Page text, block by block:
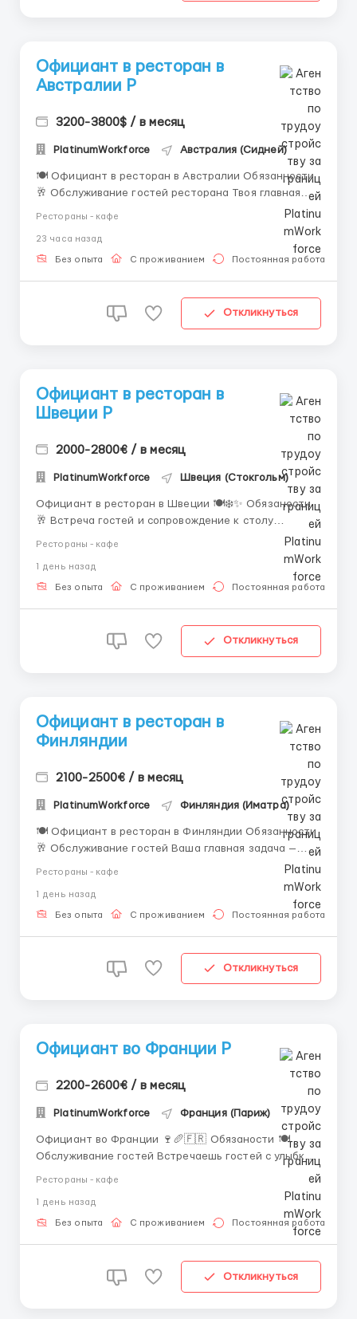
Официант в ресторан в
Австралии Р
3200-3800$ / в месяц
PlatinumWorkforce Австралия (Сидней)
🍽️ Официант в ресторан в Австралии Обязанности
🥂 Обслуживание гостей ресторана Твоя главная
задача — встречать гостей, помогать им удобно
разместиться и создавать приятную атмосферу.
Улыбка, вежливость и хорошее настроение — твои
лучшие помощники в работе. 📋 Приём заказов
Рестораны - кафе
23 часа назад
Без опыта С проживанием Постоянная работа
Откликнуться
Официант в ресторан в
Швеции Р
2000-2800€ / в месяц
PlatinumWorkforce Швеция (Стокгольм)
Официант в ресторан в Швеции 🍽️❄️✨ Обязаности
🥂 Встреча гостей и сопровождение к столу
Улыбаешься, ведёшь гостей к их местам, чтобы они
заказов Слушаешь пожелания гостей и
записываешь всё точно, чтобы на кухне знали, что
Рестораны - кафе
1 день назад
Без опыта С проживанием Постоянная работа
Откликнуться
Официант в ресторан в
Финляндии
2100-2500€ / в месяц
PlatinumWorkforce Финляндия (Иматра)
🍽️ Официант в ресторан в Финляндии Обязанности
🥂 Обслуживание гостей Ваша главная задача —
встречать посетителей с улыбкой, предлагать
меню, принимать заказы и следить, чтобы гости
были довольны. Хорошее настроение и дружелюбие
делают атмосферу ресторана уютной. 🍴 Подача
Рестораны - кафе
1 день назад
Без опыта С проживанием Постоянная работа
Откликнуться
Официант во Франции Р
2200-2600€ / в месяц
PlatinumWorkforce Франция (Париж)
Официант во Франции 🍷🥖🇫🇷 Обязаности 🍽️
Обслуживание гостей Встречаешь гостей с улыбкой,
каждый почувствовал себя в ресторане настоящего
шефа. ☕ Сервировка столов Аккуратно
расставляешь посуду, приборы и салфетки — чтобы
Рестораны - кафе
1 день назад
Без опыта С проживанием Постоянная работа
Откликнуться